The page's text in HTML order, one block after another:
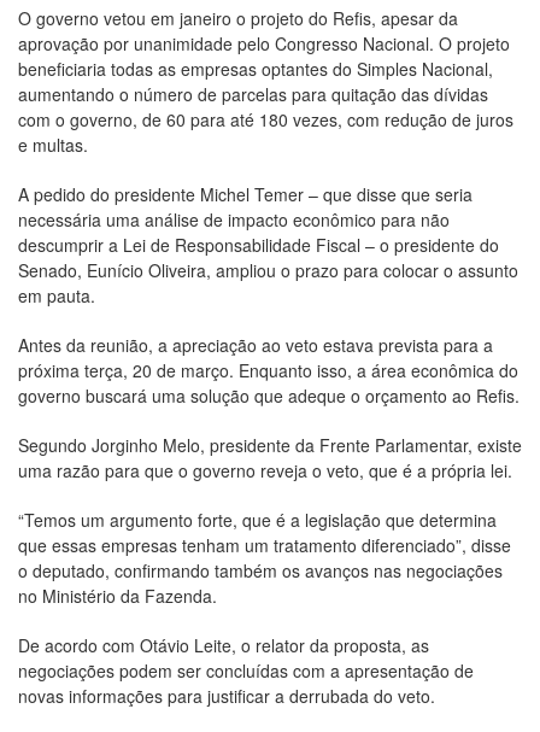
O governo vetou em janeiro o projeto do Refis, apesar da
aprovação por unanimidade pelo Congresso Nacional. O projeto
beneficiaria todas as empresas optantes do Simples Nacional,
aumentando o número de parcelas para quitação das dívidas
com o governo, de 60 para até 180 vezes, com redução de juros
e multas.
A pedido do presidente Michel Temer – que disse que seria
necessária uma análise de impacto econômico para não
descumprir a Lei de Responsabilidade Fiscal – o presidente do
Senado, Eunício Oliveira, ampliou o prazo para colocar o assunto
em pauta.
Antes da reunião, a apreciação ao veto estava prevista para a
próxima terça, 20 de março. Enquanto isso, a área econômica do
governo buscará uma solução que adeque o orçamento ao Refis.
Segundo Jorginho Melo, presidente da Frente Parlamentar, existe
uma razão para que o governo reveja o veto, que é a própria lei.
“Temos um argumento forte, que é a legislação que determina
que essas empresas tenham um tratamento diferenciado”, disse
o deputado, confirmando também os avanços nas negociações
no Ministério da Fazenda.
De acordo com Otávio Leite, o relator da proposta, as
negociações podem ser concluídas com a apresentação de
novas informações para justificar a derrubada do veto.